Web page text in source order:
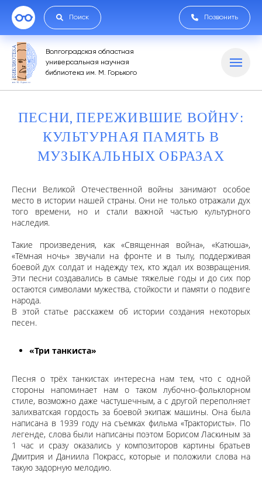
Поиск Позвонить
Волгоградская областная
универсальная научная
библиотека им. М. Горького
ПЕСНИ, ПЕРЕЖИВШИЕ ВОЙНУ:
КУЛЬТУРНАЯ ПАМЯТЬ В
МУЗЫКАЛЬНЫХ ОБРАЗАХ
Песни Великой Отечественной войны занимают особое
место в истории нашей страны. Они не только отражали дух
того времени, но и стали важной частью культурного
наследия.
Такие произведения, как «Священная война», «Катюша»,
«Тёмная ночь» звучали на фронте и в тылу, поддерживая
боевой дух солдат и надежду тех, кто ждал их возвращения.
Эти песни создавались в самые тяжелые годы и до сих пор
остаются символами мужества, стойкости и памяти о подвиге
народа.
В этой статье расскажем об истории создания некоторых
песен.
«Три танкиста»
Песня о трёх танкистах интересна нам тем, что с одной
стороны напоминает нам о таком лубочно-фольклорном
стиле, возможно даже частушечным, а с другой переполняет
залихватская гордость за боевой экипаж машины. Она была
написана в 1939 году на съемках фильма «Трактористы». По
легенде, слова были написаны поэтом Борисом Ласкиным за
1 час и сразу оказались у композиторов картины братьев
Дмитрия и Даниила Покрасс, которые и положили слова на
такую задорную мелодию.